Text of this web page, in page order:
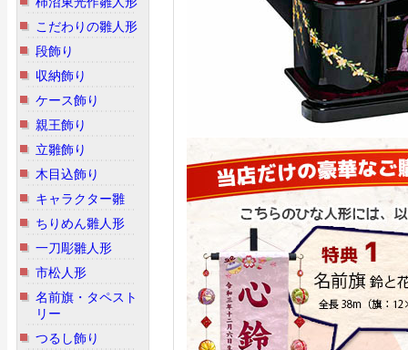
こだわりの雛人形
段飾り
収納飾り
ケース飾り
親王飾り
立雛飾り
木目込飾り
キャラクター雛
ちりめん雛人形
一刀彫雛人形
市松人形
名前旗・タペスト
リー
つるし飾り